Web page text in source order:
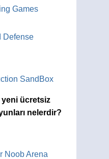
Games
Defense
SandBox
ücretsiz
nelerdir?
Noob Arena